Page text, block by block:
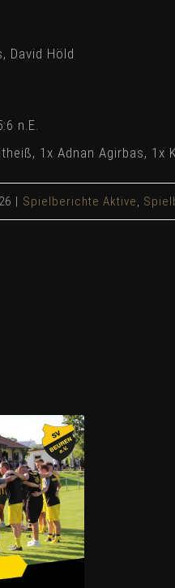
David Höld
n.E.
1x Adnan Agirbas, 1x
| Spielberichte Aktive